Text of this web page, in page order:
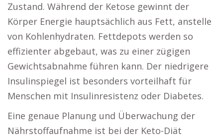
Zustand. Während der Ketose gewinnt der
Körper Energie hauptsächlich aus Fett, anstelle
von Kohlenhydraten. Fettdepots werden so
effizienter abgebaut, was zu einer zügigen
Gewichtsabnahme führen kann. Der niedrigere
Insulinspiegel ist besonders vorteilhaft für
Menschen mit Insulinresistenz oder Diabetes.
Eine genaue Planung und Überwachung der
Nährstoffaufnahme ist bei der Keto-Diät